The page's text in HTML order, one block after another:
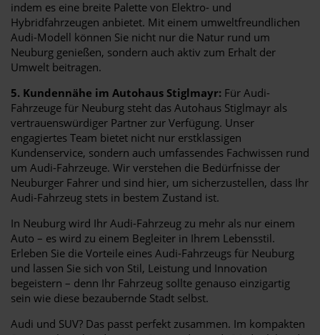
indem es eine breite Palette von Elektro- und
Hybridfahrzeugen anbietet. Mit einem umweltfreundlichen
Audi-Modell können Sie nicht nur die Natur rund um
Neuburg genießen, sondern auch aktiv zum Erhalt der
Umwelt beitragen.
5. Kundennähe im Autohaus Stiglmayr: Für Audi-
Fahrzeuge für Neuburg steht das Autohaus Stiglmayr als
vertrauenswürdiger Partner zur Verfügung. Unser
engagiertes Team bietet nicht nur erstklassigen
Kundenservice, sondern auch umfassendes Fachwissen rund
um Audi-Fahrzeuge. Wir verstehen die Bedürfnisse der
Neuburger Fahrer und sind hier, um sicherzustellen, dass Ihr
Audi-Fahrzeug stets in bestem Zustand ist.
In Neuburg wird Ihr Audi-Fahrzeug zu mehr als nur einem
Auto – es wird zu einem Begleiter in Ihrem Lebensstil.
Erleben Sie die Vorteile eines Audi-Fahrzeugs für Neuburg
und lassen Sie sich von Stil, Leistung und Innovation
begeistern – denn Ihr Fahrzeug sollte genauso einzigartig
sein wie diese bezaubernde Stadt selbst.
Audi und SUV? Das passt perfekt zusammen. Im kompakten